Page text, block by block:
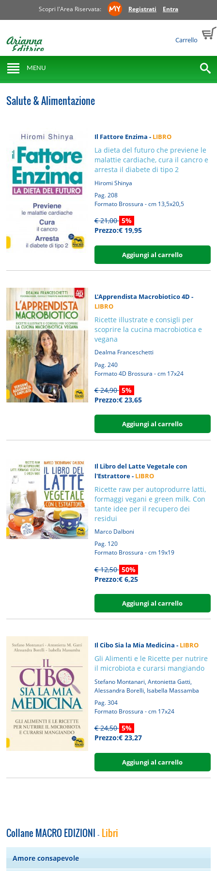
Scopri l'Area Riservata: Registrati Entra
Carrello
MENU
Salute & Alimentazione
Il Fattore Enzima - LIBRO
La dieta del futuro che previene le
malattie cardiache, cura il cancro e
arresta il diabete di tipo 2
Hiromi Shinya
Pag. 208
Formato Brossura - cm 13,5x20,5
€ 21,00 5%
Prezzo:€ 19,95
Aggiungi al carrello
L'Apprendista Macrobiotico 4D -
LIBRO
Ricette illustrate e consigli per
scoprire la cucina macrobiotica e
vegana
Dealma Franceschetti
Pag. 240
Formato 4D Brossura - cm 17x24
€ 24,90 5%
Prezzo:€ 23,65
Aggiungi al carrello
Il Libro del Latte Vegetale con
l'Estrattore - LIBRO
Ricette raw per autoprodurre latti,
formaggi vegani e green milk. Con
tante idee per il recupero dei
residui
Marco Dalboni
Pag. 120
Formato Brossura - cm 19x19
€ 12,50 50%
Prezzo:€ 6,25
Aggiungi al carrello
Il Cibo Sia la Mia Medicina - LIBRO
Gli Alimenti e le Ricette per nutrire
il microbiota e curarsi mangiando
Stefano Montanari, Antonietta Gatti,
Alessandra Borelli, Isabella Massamba
Pag. 304
Formato Brossura - cm 17x24
€ 24,50 5%
Prezzo:€ 23,27
Aggiungi al carrello
Collane MACRO EDIZIONI - Libri
Amore consapevole